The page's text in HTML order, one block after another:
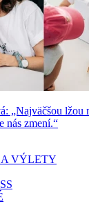
„Najväčšou lžou
nás zmení.“
VÝLETY